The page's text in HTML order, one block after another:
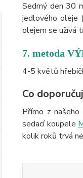
Sedmý den 30
jedlového oleje
olejem se užívá
7. metoda
4-5 květů
Co
Přímo z
sedací koupele
kolik roků trvá